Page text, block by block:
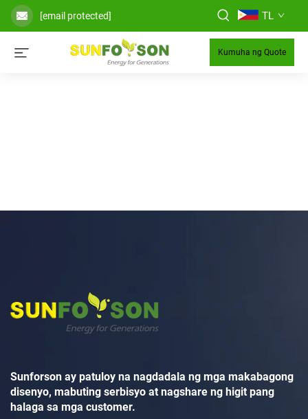
[email protected] TL
Kumuha ng Quote
Sunforson ay patuloy na nagdadala ng mga makabagong
disenyo, mabuting serbisyo at nagshare ng higit pang
halaga sa mga customer.